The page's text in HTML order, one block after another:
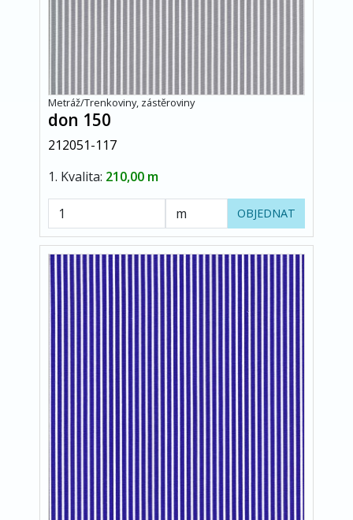
Metráž/Trenkoviny, zástěroviny
don 150
212051-117
1. Kvalita: 210,00 m
OBJEDNAT